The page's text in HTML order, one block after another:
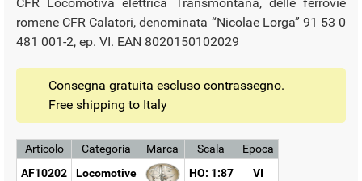
romene CFR Calatori, denominata “Nicolae Lorga” 91 53 0
481 001-2, ep. VI. EAN 8020150102029
Consegna gratuita escluso contrassegno.
Free shipping to Italy
Articolo
AF10202
Categoria
Locomotive
Marca
Scala
HO: 1:87
Epoca
VI